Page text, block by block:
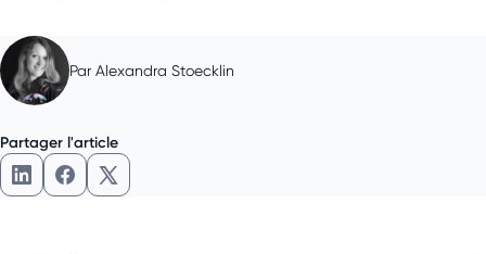
Par Alexandra Stoecklin
Partager l'article
Partager l'article sur LinkedIn
Partager l'article sur Facebook
Partager l'article sur X